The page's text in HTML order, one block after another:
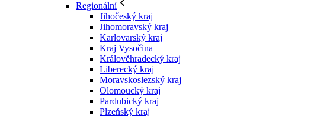
Regionální
Jihočeský kraj
Jihomoravský kraj
Karlovarský kraj
Kraj Vysočina
Králověhradecký kraj
Liberecký kraj
Moravskoslezský kraj
Olomoucký kraj
Pardubický kraj
Plzeňský kraj